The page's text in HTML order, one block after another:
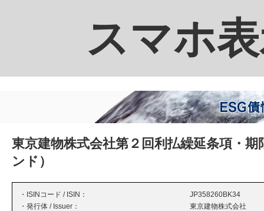
スマホ
東京建物株式会社第２回利払繰延条項・
ンド）
・ISINコード / ISIN：
JP358260BK34
・発行体 / Issuer：
東京建物株式会社